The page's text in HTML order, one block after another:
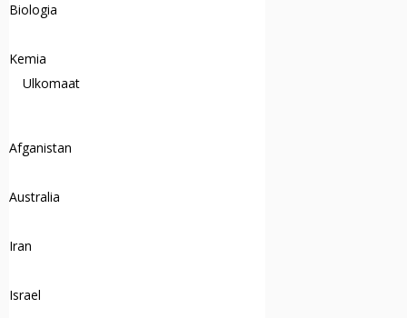
Biologia
Kemia
Ulkomaat
Afganistan
Australia
Iran
Israel